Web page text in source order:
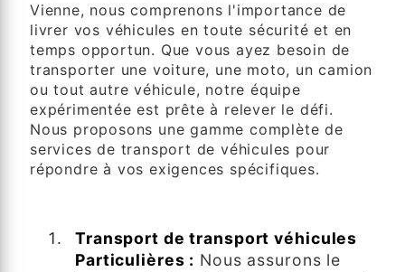
Vienne, nous comprenons l'importance de
livrer vos véhicules en toute sécurité et en
temps opportun. Que vous ayez besoin de
transporter une voiture, une moto, un camion
ou tout autre véhicule, notre équipe
expérimentée est prête à relever le défi.
Nous proposons une gamme complète de
services de transport de véhicules pour
répondre à vos exigences spécifiques.
Transport de transport véhicules
Particulières : Nous assurons le